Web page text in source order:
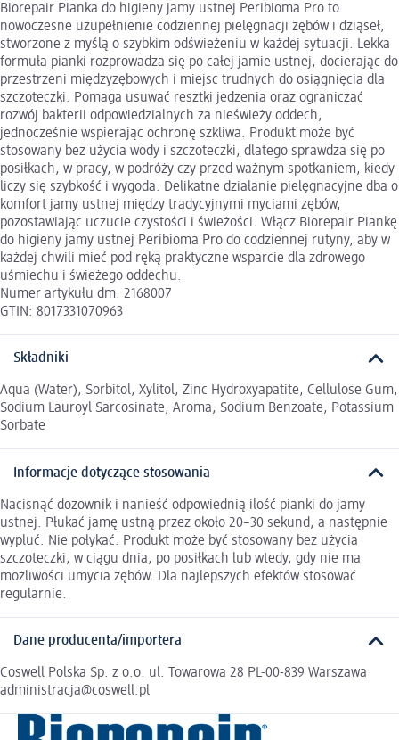
Biorepair Pianka do higieny jamy ustnej Peribioma Pro to
nowoczesne uzupełnienie codziennej pielęgnacji zębów i dziąseł,
stworzone z myślą o szybkim odświeżeniu w każdej sytuacji. Lekka
formuła pianki rozprowadza się po całej jamie ustnej, docierając do
przestrzeni międzyzębowych i miejsc trudnych do osiągnięcia dla
szczoteczki. Pomaga usuwać resztki jedzenia oraz ograniczać
rozwój bakterii odpowiedzialnych za nieświeży oddech,
jednocześnie wspierając ochronę szkliwa. Produkt może być
stosowany bez użycia wody i szczoteczki, dlatego sprawdza się po
posiłkach, w pracy, w podróży czy przed ważnym spotkaniem, kiedy
liczy się szybkość i wygoda. Delikatne działanie pielęgnacyjne dba o
komfort jamy ustnej między tradycyjnymi myciami zębów,
pozostawiając uczucie czystości i świeżości. Włącz Biorepair Piankę
do higieny jamy ustnej Peribioma Pro do codziennej rutyny, aby w
każdej chwili mieć pod ręką praktyczne wsparcie dla zdrowego
uśmiechu i świeżego oddechu.
Numer artykułu dm: 2168007
GTIN: 8017331070963
Składniki
Aqua (Water), Sorbitol, Xylitol, Zinc Hydroxyapatite, Cellulose Gum,
Sodium Lauroyl Sarcosinate, Aroma, Sodium Benzoate, Potassium
Sorbate
Informacje dotyczące stosowania
Nacisnąć dozownik i nanieść odpowiednią ilość pianki do jamy
ustnej. Płukać jamę ustną przez około 20–30 sekund, a następnie
wypluć. Nie połykać. Produkt może być stosowany bez użycia
szczoteczki, w ciągu dnia, po posiłkach lub wtedy, gdy nie ma
możliwości umycia zębów. Dla najlepszych efektów stosować
regularnie.
Dane producenta/importera
Coswell Polska Sp. z o.o. ul. Towarowa 28 PL-00-839 Warszawa
administracja@coswell.pl